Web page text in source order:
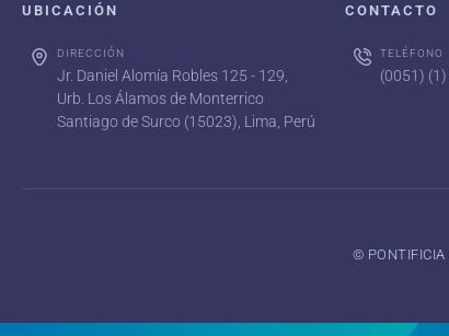
UBICACIÓN
DIRECCIÓN
Jr. Daniel Alomía Robles 125 - 129,
Urb. Los Álamos de Monterrico
Santiago de Surco (15023), Lima, Perú
CONTACTO
TELÉFONO
(0051)
©️ PONTIFICIA